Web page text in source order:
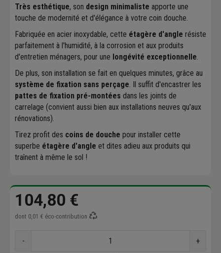
Très esthétique, son design minimaliste apporte une
touche de modernité et d'élégance à votre coin douche.
Fabriquée en acier inoxydable, cette étagère d'angle résiste
parfaitement à l'humidité, à la corrosion et aux produits
d'entretien ménagers, pour une longévité exceptionnelle.
De plus, son installation se fait en quelques minutes, grâce au
système de fixation sans perçage. Il suffit d'encastrer les
pattes de fixation pré-montées dans les joints de
carrelage (convient aussi bien aux installations neuves qu'aux
rénovations).
Tirez profit des coins de douche pour installer cette
superbe étagère d'angle et dites adieu aux produits qui
traînent à même le sol !
104,80 €
dont 0,01 € éco-contribution
-
+